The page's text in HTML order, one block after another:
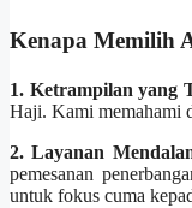
Kenapa Memilih
1. Ketrampilan yang
Haji. Kami memahami
2. Layanan
pemesanan
untuk fokus cuma